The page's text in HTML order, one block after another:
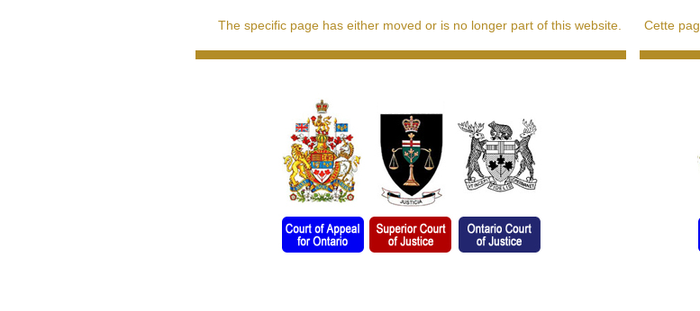
The specific page has either moved or is no longer part of this website. Cette